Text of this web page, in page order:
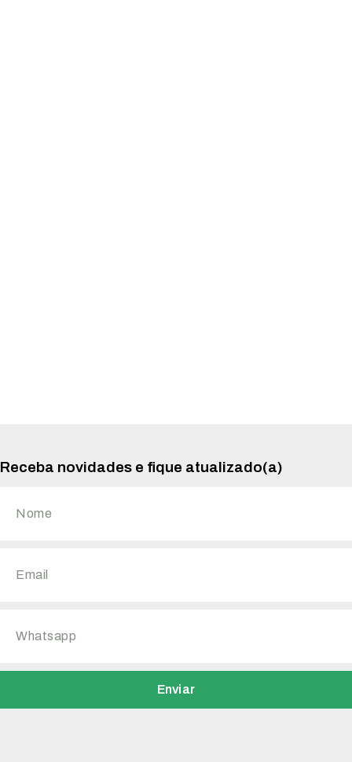
Receba novidades e fique atualizado(a)
Enviar